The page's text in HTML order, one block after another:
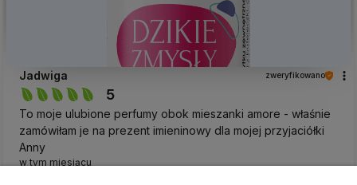
Jadwiga zweryfikowano
5
To moje ulubione perfumy obok mieszanki amore - właśnie
zamówiłam je na prezent imieninowy dla mojej przyjaciółki
Anny
w tym miesiącu